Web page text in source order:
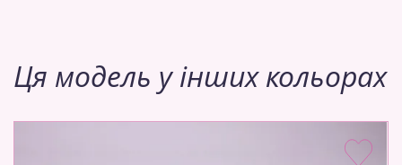
Ця модель у інших кольорах